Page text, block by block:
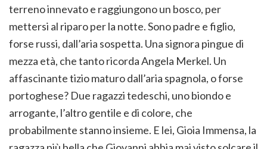
terreno innevato e raggiungono un bosco, per
mettersi al riparo per la notte. Sono padre e figlio,
forse russi, dall’aria sospetta. Una signora pingue di
mezza età, che tanto ricorda Angela Merkel. Un
affascinante tizio maturo dall’aria spagnola, o forse
portoghese? Due ragazzi tedeschi, uno biondo e
arrogante, l’altro gentile e di colore, che
probabilmente stanno insieme. E lei, Gioia Immensa, la